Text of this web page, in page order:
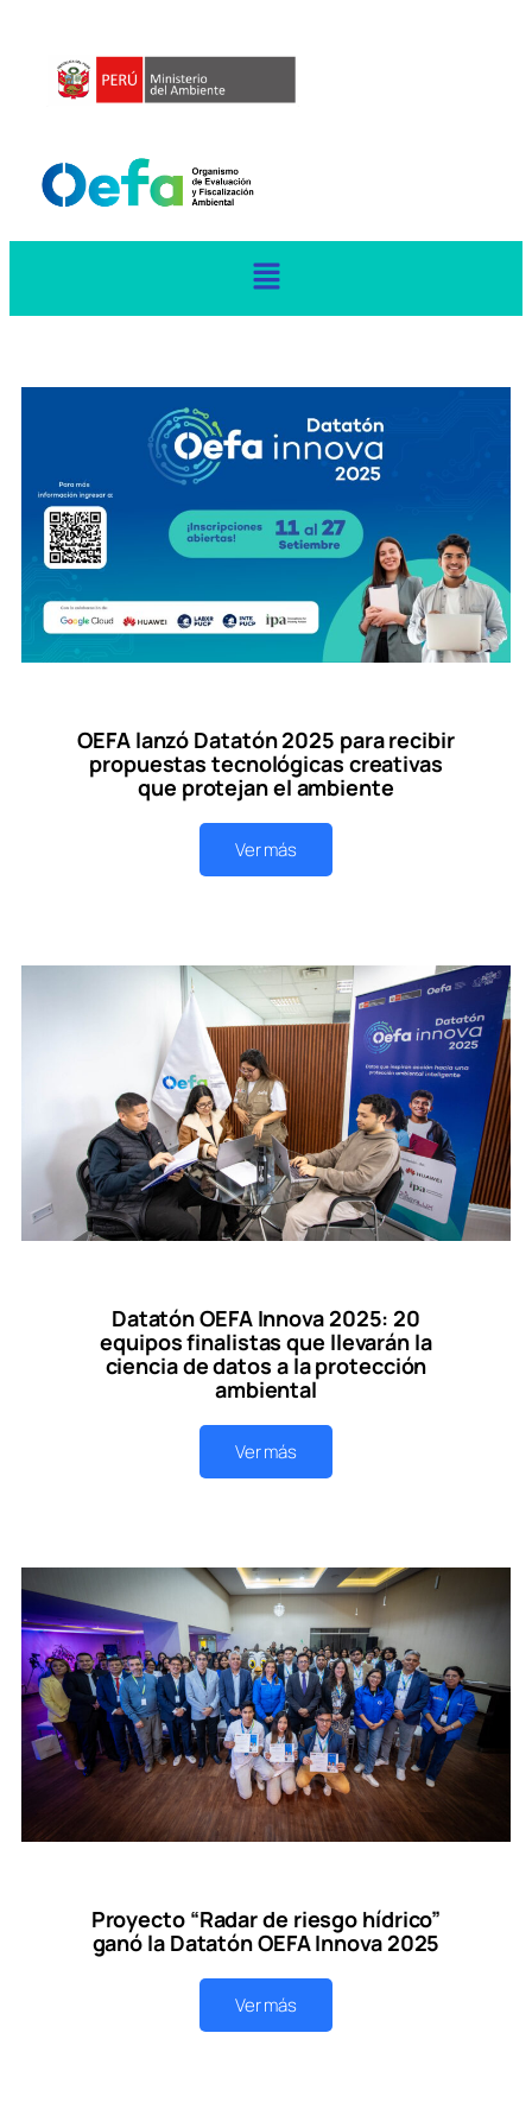
OEFA lanzó Datatón 2025 para recibir
propuestas tecnológicas creativas
que protejan el ambiente
Ver más
Datatón OEFA Innova 2025: 20
equipos finalistas que llevarán la
ciencia de datos a la protección
ambiental
Ver más
Proyecto “Radar de riesgo hídrico”
ganó la Datatón OEFA Innova 2025
Ver más